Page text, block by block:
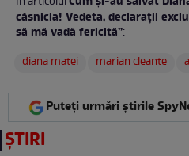
căsnicia! Vedeta, declarații
să mă vadă fericită”:
diana matei
marian cleante
Puteți urmări știrile
ȘTIRI